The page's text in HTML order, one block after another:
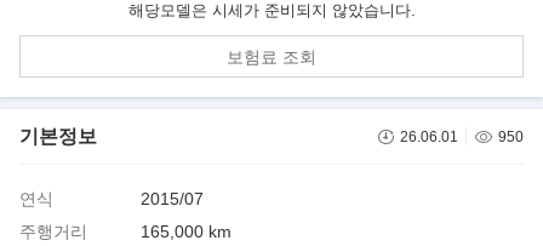
해당모델은 시세가 준비되지 않았습니다.
보험료 조회
기본정보 26.06.01 950
연식
2015/07
주행거리
165,000 km